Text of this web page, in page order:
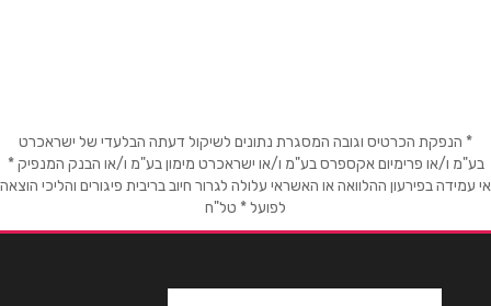
טלפון*
יהודה הנשיא 100
* הנפקת הכרטיס וגובה המסגרת נתונים לשיקול דעתה הבלעדי של ישראכרט
בע"מ ו/או פרימיום אקספרס בע"מ ו/או ישראכרט מימון בע"מ ו/או הבנק המנפיק *
אי עמידה בפירעון ההלוואה או האשראי עלולה לגרור חיוב בריבית פיגורים והליכי הוצאה
לפועל * טל"ח